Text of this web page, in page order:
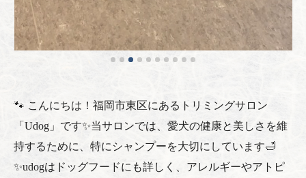
🐾 こんにちは！福岡市東区にあるトリミングサロン
「Udog」です✨当サロンでは、愛犬の健康と美しさを維
持するために、特にシャンプーを大切にしています🛁
✨udogはドッグフードにも詳しく、アレルギーやアトピ